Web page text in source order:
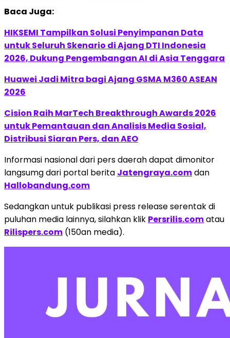
Baca Juga:
HIKSEMI Tampilkan Solusi Penyimpanan Data
untuk Seluruh Skenario di Ajang DTI Indonesia
2026, Dukung Pengembangan AI di Asia Tenggara
Huawei Jadi Mitra bagi Ajang GSMA M360 ASEAN
2026
Cision Raih MarTech Breakthrough Awards 2026
untuk Pemantauan dan Analisis Media Sosial,
Distribusi Siaran Pers, dan AEO
Informasi nasional dari pers daerah dapat dimonitor
langsumg dari portal berita Jatengraya.comdan
Hallobandung.com
Sedangkan untuk publikasi press release serentak di
puluhan media lainnya, silahkan klik Persrilis.comatau
Rilispers.com (150an media).